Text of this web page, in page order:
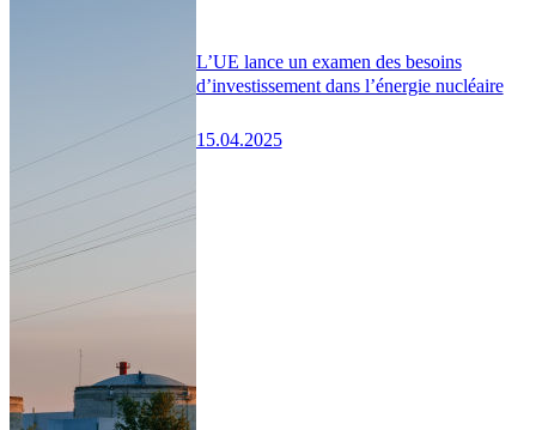
L’UE lance un examen des besoins
d’investissement dans l’énergie nucléaire
15.04.2025